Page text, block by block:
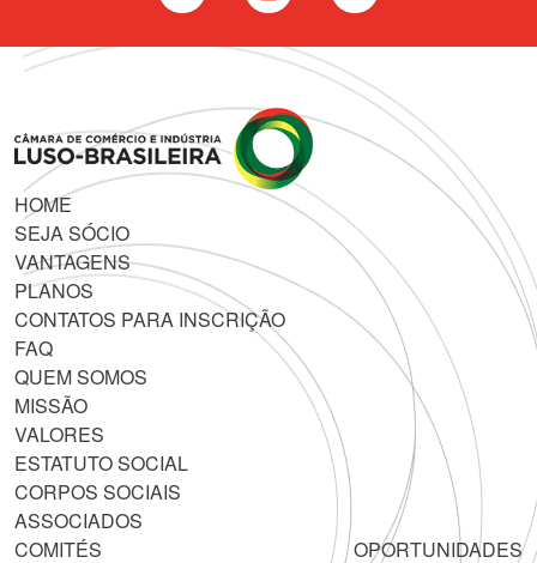
HOME
SEJA SÓCIO
VANTAGENS
PLANOS
CONTATOS PARA INSCRIÇÃO
FAQ
QUEM SOMOS
MISSÃO
VALORES
ESTATUTO SOCIAL
CORPOS SOCIAIS
ASSOCIADOS
COMITÉS
OPORTUNIDADES